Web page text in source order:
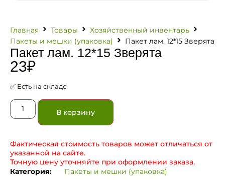
Главная Товары
Хозяйственный инвентарь
Пакеты и мешки (упаковка)
Пакет лам. 12*15 Зверята
Пакет лам. 12*15 Зверята
23₽
✅ Есть на складе
В корзину
Фактическая стоимость товаров может отличаться от
указанной на сайте.
Точную цену уточняйте при оформлении заказа.
Категория:
Пакеты и мешки (упаковка)